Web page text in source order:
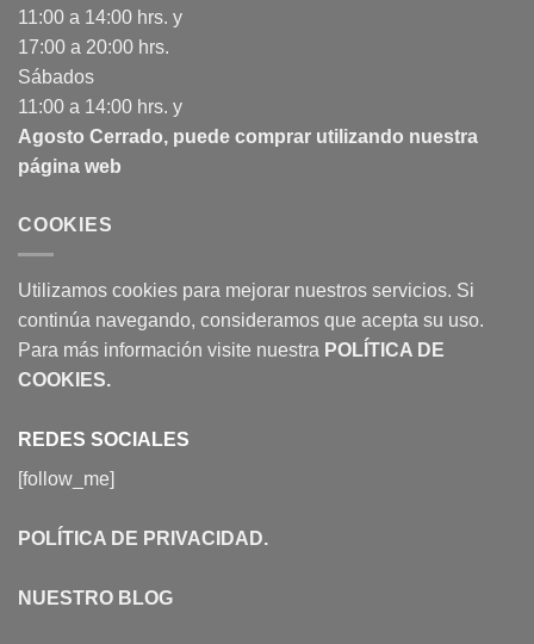
11:00 a 14:00 hrs. y
17:00 a 20:00 hrs.
Sábados
11:00 a 14:00 hrs. y
Agosto Cerrado, puede comprar utilizando nuestra
página web
COOKIES
Utilizamos cookies para mejorar nuestros servicios. Si
continúa navegando, consideramos que acepta su uso.
Para más información visite nuestra POLÍTICA DE
COOKIES.
REDES SOCIALES
[follow_me]
POLÍTICA DE PRIVACIDAD.
NUESTRO BLOG